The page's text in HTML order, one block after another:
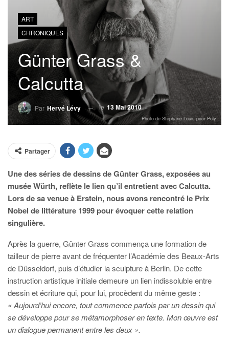
ART
CHRONIQUES
Günter Grass &
Calcutta
Par Hervé Lévy le 13 Mai 2010
Photo de Stéphane Louis pour Poly
Partager
Une des séries de dessins de Günter Grass, exposées au
musée Würth, reflète le lien qu’il entretient avec Calcutta.
Lors de sa venue à Erstein, nous avons rencontré le Prix
Nobel de littérature 1999 pour évoquer cette relation
singulière.
Après la guerre, Günter Grass commença une formation de
tailleur de pierre avant de fréquenter l’Académie des Beaux-Arts
de Düsseldorf, puis d’étudier la sculpture à Berlin. De cette
instruction artistique initiale demeure un lien indissoluble entre
dessin et écriture qui, pour lui, procèdent du même geste :
« Aujourd’hui encore, tout commence parfois par un dessin qui
se développe pour se métamorphoser en texte. Mon œuvre est
un dialogue permanent entre les deux ».